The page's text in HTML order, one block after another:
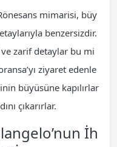
mimarisi, büy
benzersizdir.
zarif detaylar bu mi
ziyaret edenle
büyüsüne kapılırlar
çıkarırlar.
İh